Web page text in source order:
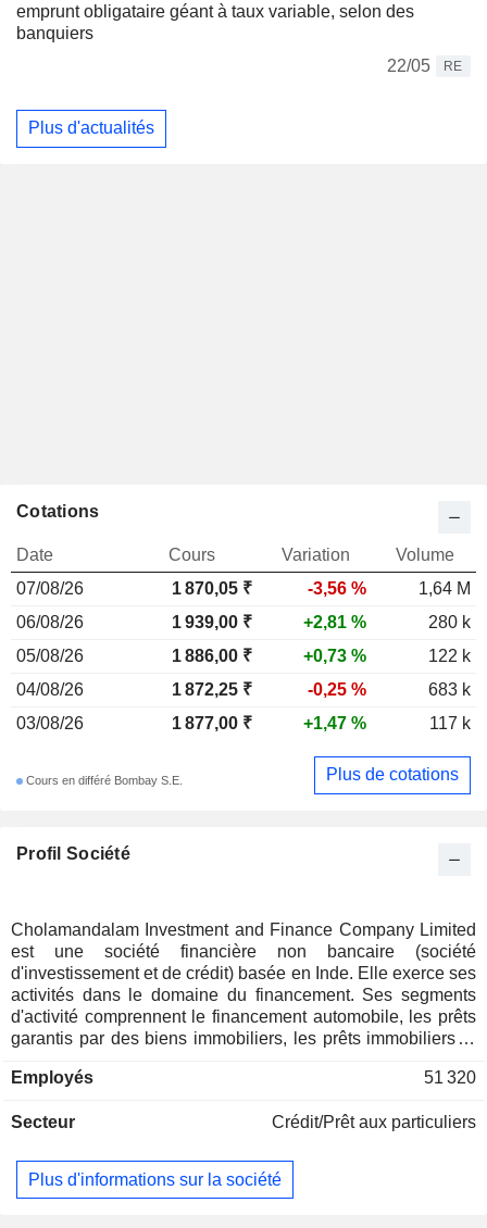
emprunt obligataire géant à taux variable, selon des
banquiers
22/05
RE
Plus d'actualités
Profil Société
Cholamandalam Investment and Finance Company Limited
est une société financière non bancaire (société
d'investissement et de crédit) basée en Inde. Elle exerce ses
activités dans le domaine du financement. Ses segments
d'activité comprennent le financement automobile, les prêts
garantis par des biens immobiliers, les prêts immobiliers et
propose des prêts aux clients pour l'achat de véhicules
ainsi que des prêts aux concessionnaires automobiles. Le
propose des prêts aux clients en contrepartie de biens
immobiliers. Le segment des prêts immobiliers comprend les
Employés 51 320
Secteur Crédit/Prêt aux particuliers
Plus d'informations sur la société
Cotations
Date Cours Variation
Volume
07/08/26
1 870,05 ₹ -3,56 %
1,64 M
06/08/26
1 939,00 ₹ +2,81 %
280 k
05/08/26
1 886,00 ₹ +0,73 %
122 k
04/08/26
1 872,25 ₹ -0,25 %
683 k
03/08/26
1 877,00 ₹ +1,47 % 117 k
Cours en différé Bombay S.E. Plus de cotations